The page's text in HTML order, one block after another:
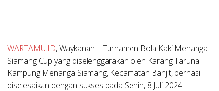
WARTAMU.ID, Waykanan – Turnamen Bola Kaki Menanga
Siamang Cup yang diselenggarakan oleh Karang Taruna
Kampung Menanga Siamang, Kecamatan Banjit, berhasil
diselesaikan dengan sukses pada Senin, 8 Juli 2024.